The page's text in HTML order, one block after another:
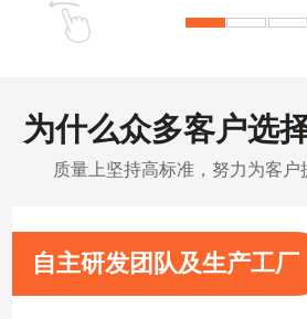
为什么众多客户选
质量上坚持高标准，努力为客户
自主研发团队及生产工厂